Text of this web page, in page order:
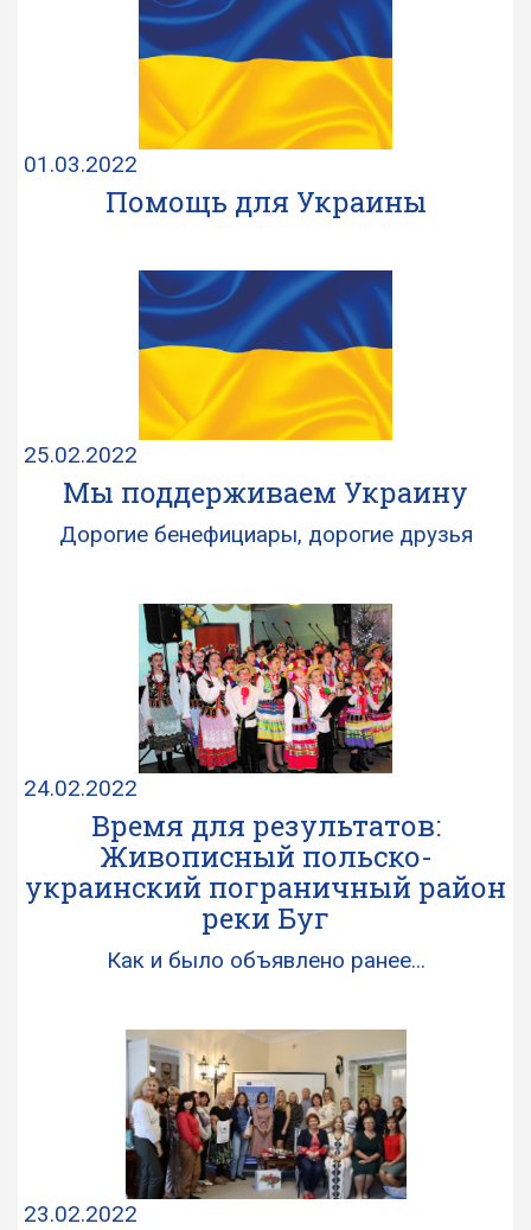
01.03.2022
Помощь для Украины
25.02.2022
Мы поддерживаем Украину
Дорогие бенефициары, дорогие друзья
24.02.2022
Время для результатов:
Живописный польско-
украинский пограничный район
реки Буг
Как и было объявлено ранее...
23.02.2022